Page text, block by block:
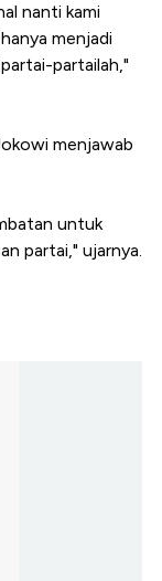
nanti kami
menjadi
partailah,"
menjawab
untuk
partai," ujarnya.